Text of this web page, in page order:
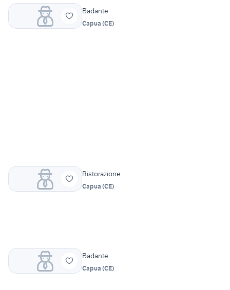
Badante
Capua (CE)
Ristorazione
Capua (CE)
Badante
Capua (CE)